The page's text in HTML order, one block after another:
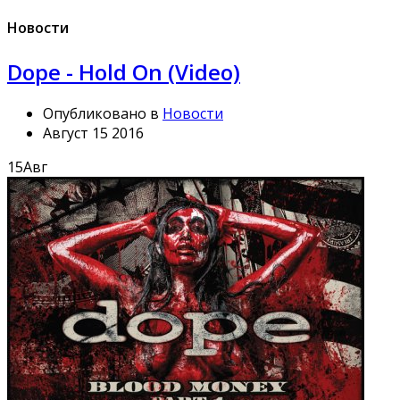
Новости
Dope - Hold On (Video)
Опубликовано в Новости
Август 15 2016
15Авг